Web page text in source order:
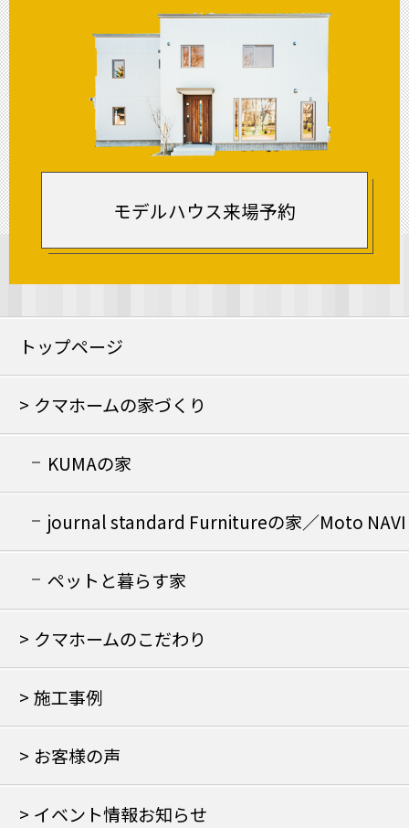
モデルハウス来場予約
トップページ
クマホームの家づくり
KUMAの家
journal standard Furnitureの家／Moto NAVI
の家
ペットと暮らす家
クマホームのこだわり
施工事例
お客様の声
イベント情報お知らせ